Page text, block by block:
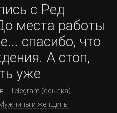
с Ред
места работы
спасибо, что
А стоп,
уже
Telegram (ссылка)
и женщины